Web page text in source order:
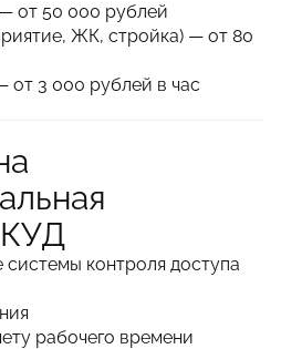
от 50 000 рублей
ЖК, стройка) — от 80
от 3 000 рублей в час
контроля доступа
рабочего времени